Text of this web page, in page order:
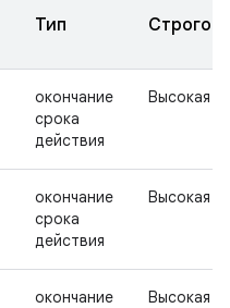
Тип
окончание
срока
действия
Высокая
окончание
срока
действия
Высокая
окончание
Высокая